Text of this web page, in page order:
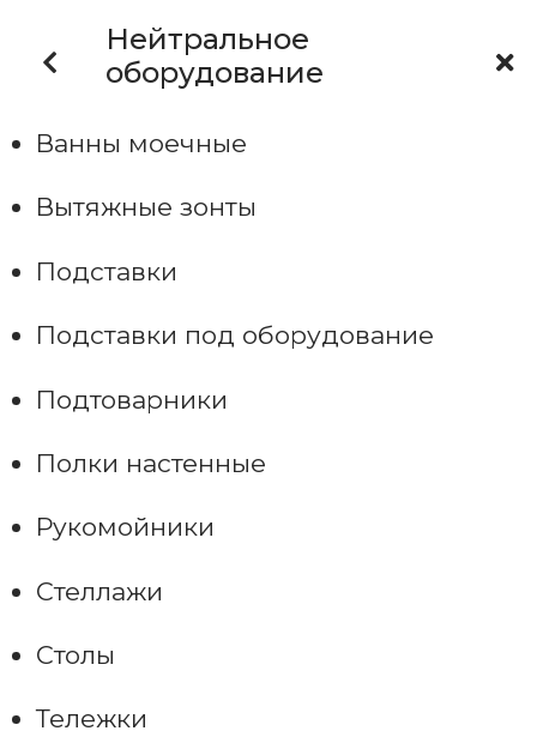
Нейтральное
оборудование
Ванны моечные
Вытяжные зонты
Подставки
Подставки под оборудование
Подтоварники
Полки настенные
Рукомойники
Стеллажи
Столы
Тележки